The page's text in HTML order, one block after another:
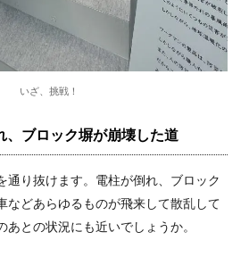
いざ、挑戦！
、ブロック塀が崩壊した道
通り抜けます。電柱が倒れ、ブロック
などあらゆるものが飛来して散乱して
あとの状況にも近いでしょうか。